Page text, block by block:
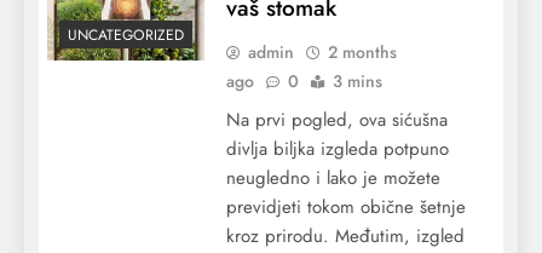
UNCATEGORIZED
vaš stomak
admin
2 months
ago
0 3 mins
Na prvi pogled, ova sićušna
divlja biljka izgleda potpuno
neugledno i lako je možete
previdjeti tokom obične šetnje
kroz prirodu. Međutim, izgled